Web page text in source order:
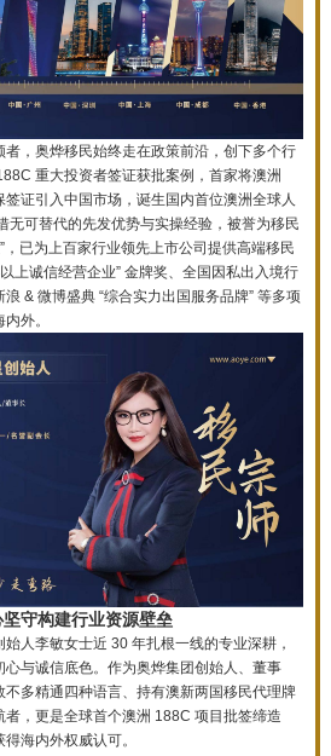
，奥烨移民始终走在政策前沿，创下多个行
重大投资者签证获批案例，首家将澳洲
证引入中国市场，诞生国内首位澳洲全球人
无可替代的先发优势与实操经验，被誉为移民
，已为上百家行业领先上市公司提供高端移民
上诚信经营企业” 金牌奖、全国因私出入境行
& 微博盛典 “综合实力出国服务品牌” 等多项
外。
守构建行业资源壁垒
人李敏女士近 30 年扎根一线的专业深耕，
与诚信底色。作为奥烨集团创始人、董事
多精通四种语言、持有澳新两国移民代理牌
，更是全球首个澳洲 188C 项目批签缔造
海内外权威认可。